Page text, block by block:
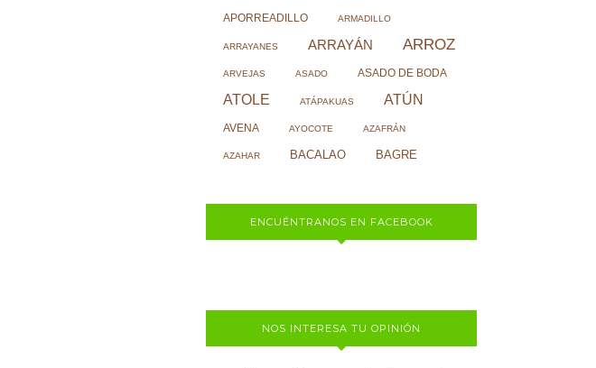
APORREADILLO ARMADILLO
ARRAYANES ARRAYÁN ARROZ
ARVEJAS ASADO ASADO DE BODA
ATOLE ATÁPAKUAS ATÚN
AVENA AYOCOTE AZAFRÁN
AZAHAR BACALAO BAGRE
ENCUÉNTRANOS EN FACEBOOK
NOS INTERESA TU OPINIÓN